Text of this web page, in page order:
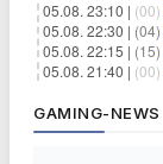
05.08. 23:10 | (00)
05.08. 22:30 | (04)
05.08. 22:15 | (15)
05.08. 21:40 | (00)
GAMING-NEWS